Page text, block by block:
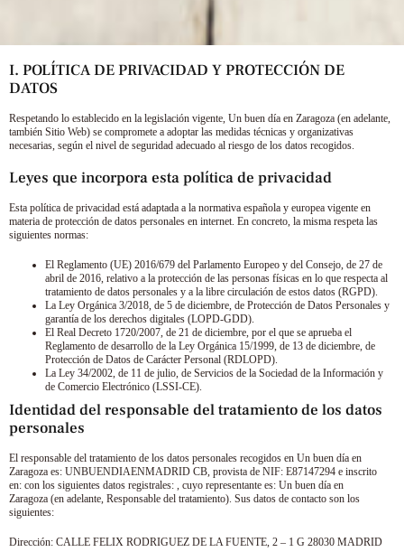
I. POLÍTICA DE PRIVACIDAD Y PROTECCIÓN DE
DATOS
Respetando lo establecido en la legislación vigente, Un buen día en Zaragoza (en adelante,
también Sitio Web) se compromete a adoptar las medidas técnicas y organizativas
necesarias, según el nivel de seguridad adecuado al riesgo de los datos recogidos.
Leyes que incorpora esta política de privacidad
Esta política de privacidad está adaptada a la normativa española y europea vigente en
materia de protección de datos personales en internet. En concreto, la misma respeta las
siguientes normas:
El Reglamento (UE) 2016/679 del Parlamento Europeo y del Consejo, de 27 de
abril de 2016, relativo a la protección de las personas físicas en lo que respecta al
tratamiento de datos personales y a la libre circulación de estos datos (RGPD).
La Ley Orgánica 3/2018, de 5 de diciembre, de Protección de Datos Personales y
garantía de los derechos digitales (LOPD-GDD).
El Real Decreto 1720/2007, de 21 de diciembre, por el que se aprueba el
Reglamento de desarrollo de la Ley Orgánica 15/1999, de 13 de diciembre, de
Protección de Datos de Carácter Personal (RDLOPD).
La Ley 34/2002, de 11 de julio, de Servicios de la Sociedad de la Información y
de Comercio Electrónico (LSSI-CE).
Identidad del responsable del tratamiento de los datos
personales
El responsable del tratamiento de los datos personales recogidos en Un buen día en
Zaragoza es: UNBUENDIAENMADRID CB, provista de NIF: E87147294 e inscrito
en: con los siguientes datos registrales: , cuyo representante es: Un buen día en
Zaragoza (en adelante, Responsable del tratamiento). Sus datos de contacto son los
siguientes:
Dirección: CALLE FELIX RODRIGUEZ DE LA FUENTE, 2 – 1 G 28030 MADRID